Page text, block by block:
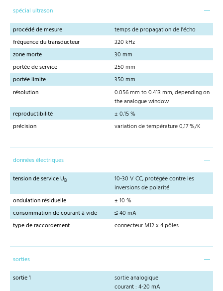
spécial ultrason
procédé de mesure
temps de propagation de l'écho
fréquence du transducteur
320 kHz
zone morte
30 mm
portée de service
250 mm
portée limite
350 mm
résolution
0.056 mm to 0.413 mm, depending on
the analogue window
reproductibilité
± 0,15 %
précision
variation de température 0,17 %/K
données électriques
tension de service UB
10-30 V CC, protégée contre les
inversions de polarité
ondulation résiduelle
± 10 %
consommation de courant à vide
≤ 40 mA
type de raccordement
connecteur M12 x 4 pôles
sorties
sortie 1
sortie analogique
courant : 4-20 mA